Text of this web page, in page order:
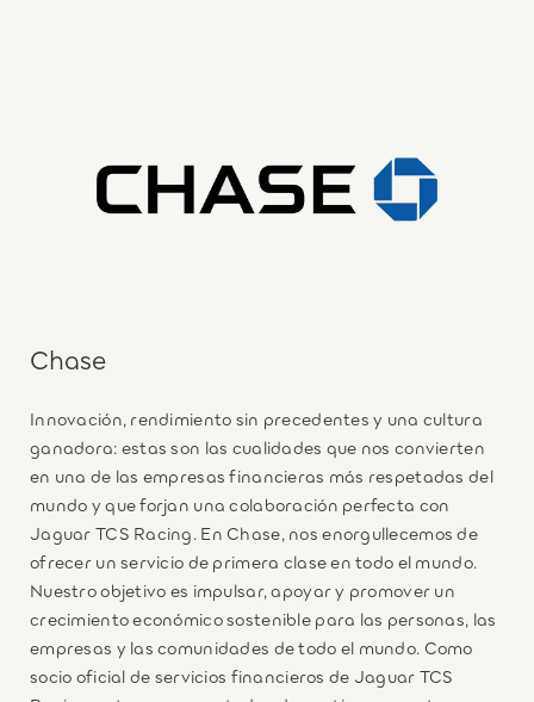
Chase
Innovación, rendimiento sin precedentes y una cultura
ganadora: estas son las cualidades que nos convierten
en una de las empresas financieras más respetadas del
mundo y que forjan una colaboración perfecta con
Jaguar TCS Racing. En Chase, nos enorgullecemos de
ofrecer un servicio de primera clase en todo el mundo.
Nuestro objetivo es impulsar, apoyar y promover un
crecimiento económico sostenible para las personas, las
empresas y las comunidades de todo el mundo. Como
socio oficial de servicios financieros de Jaguar TCS